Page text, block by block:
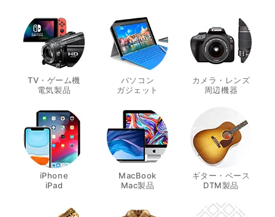
TV・ゲーム機
電気製品
パソコン
ガジェット
カメラ・レンズ
周辺機器
iPhone
iPad
MacBook
Mac製品
ギター・ベース
DTM製品